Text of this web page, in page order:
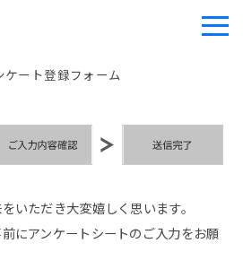
ケート登録フォーム
いただき大変嬉しく思います。
にアンケートシートのご入力をお願